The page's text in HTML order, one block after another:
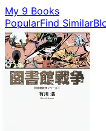
My 9 Books
PopularFind Similar